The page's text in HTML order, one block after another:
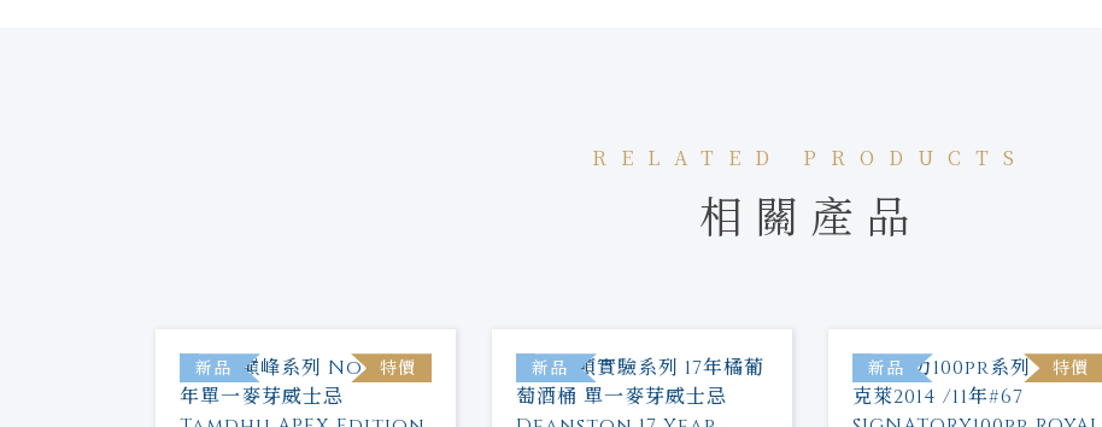
RELATED PRODUCTS
相關產品
新品 特價 新品 新品 特價